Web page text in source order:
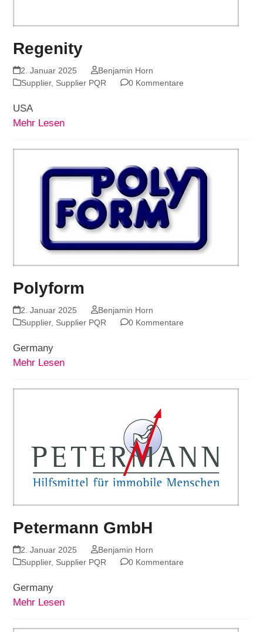
Regenity
2. Januar 2025
Benjamin Horn
Supplier, Supplier PQR 0 Kommentare
USA
Mehr Lesen
Polyform
2. Januar 2025
Benjamin Horn
Supplier, Supplier PQR 0 Kommentare
Germany
Mehr Lesen
Petermann GmbH
2. Januar 2025
Benjamin Horn
Supplier, Supplier PQR 0 Kommentare
Germany
Mehr Lesen